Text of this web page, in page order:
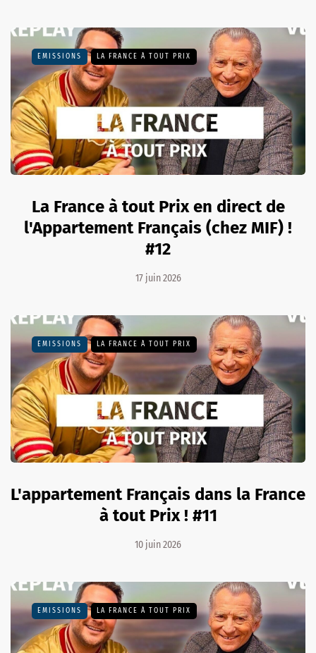
EMISSIONS LA FRANCE À TOUT PRIX
La France à tout Prix en direct de
l'Appartement Français (chez MIF) !
#12
17 juin 2026
EMISSIONS LA FRANCE À TOUT PRIX
L'appartement Français dans la France
à tout Prix ! #11
10 juin 2026
EMISSIONS LA FRANCE À TOUT PRIX